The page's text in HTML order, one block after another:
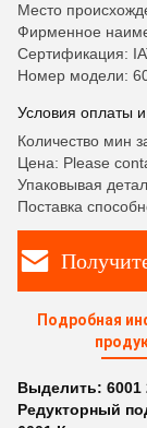
Место
Фирменное
Сертификация:
Номер модели:
Условия оплаты и
Количество мин
Цена: Please
Упаковывая
Поставка
Подробная
Выделить: 6001
Редукторный